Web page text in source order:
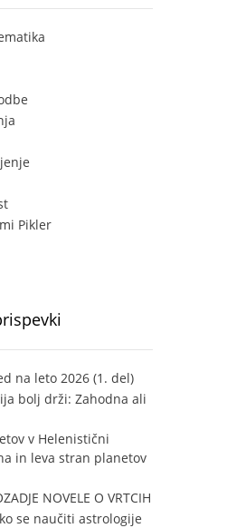
Pikler
na leto 2026 (1. del)
bolj drži: Zahodna ali
v Helenistični
in leva stran planetov
NOVELE O VRTCIH
se naučiti astrologije